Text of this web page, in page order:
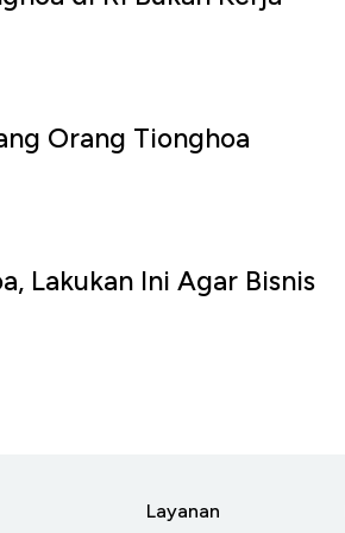
Orang Tionghoa
Lakukan Ini Agar Bisnis
Layanan